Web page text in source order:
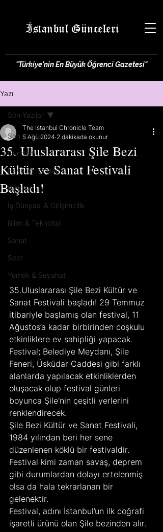
İstanbul Günceleri
"Türkiye'nin En Büyük Öğrenci Gazetesi"
Yazı
Son Yazılar
Gündem
Hayatın İçinden
Politika
İş Dünyası & Girişimcilik
Bilim & Teknoloji
Sanat
Spor
Yemek & Seyahat
Son Yazılar
35. Uluslararası Şile Bezi
Kültür ve Sanat Festivali
Başladı!
The Istanbul Chronicle Team
5 Ağu 2024 2 dakikada okunur
35.Uluslararası Şile Bezi Kültür ve
Sanat Festivali başladı! 29 Temmuz
itibariyle başlamış olan festival, 11
Ağustos’a kadar birbirinden coşkulu
etkinliklere ev sahipliği yapacak.
Festival; Belediye Meydanı, Şile
Feneri, Üsküdar Caddesi gibi farklı
alanlarda yapılacak etkinliklerden
oluşacak olup festival günleri
boyunca Şile'nin çeşitli yerlerini
renklendirecek.
Şile Bezi Kültür ve Sanat Festivali,
1984 yılından beri her sene
düzenlenen köklü bir festivaldir.
Festival kimi zaman savaş, deprem
gibi durumlardan dolayı ertelenmiş
olsa da hala tekrarlanan bir
gelenektir.
Festival, adını İstanbul’un ilk coğrafi
işaretli ürünü olan Şile bezinden alır.